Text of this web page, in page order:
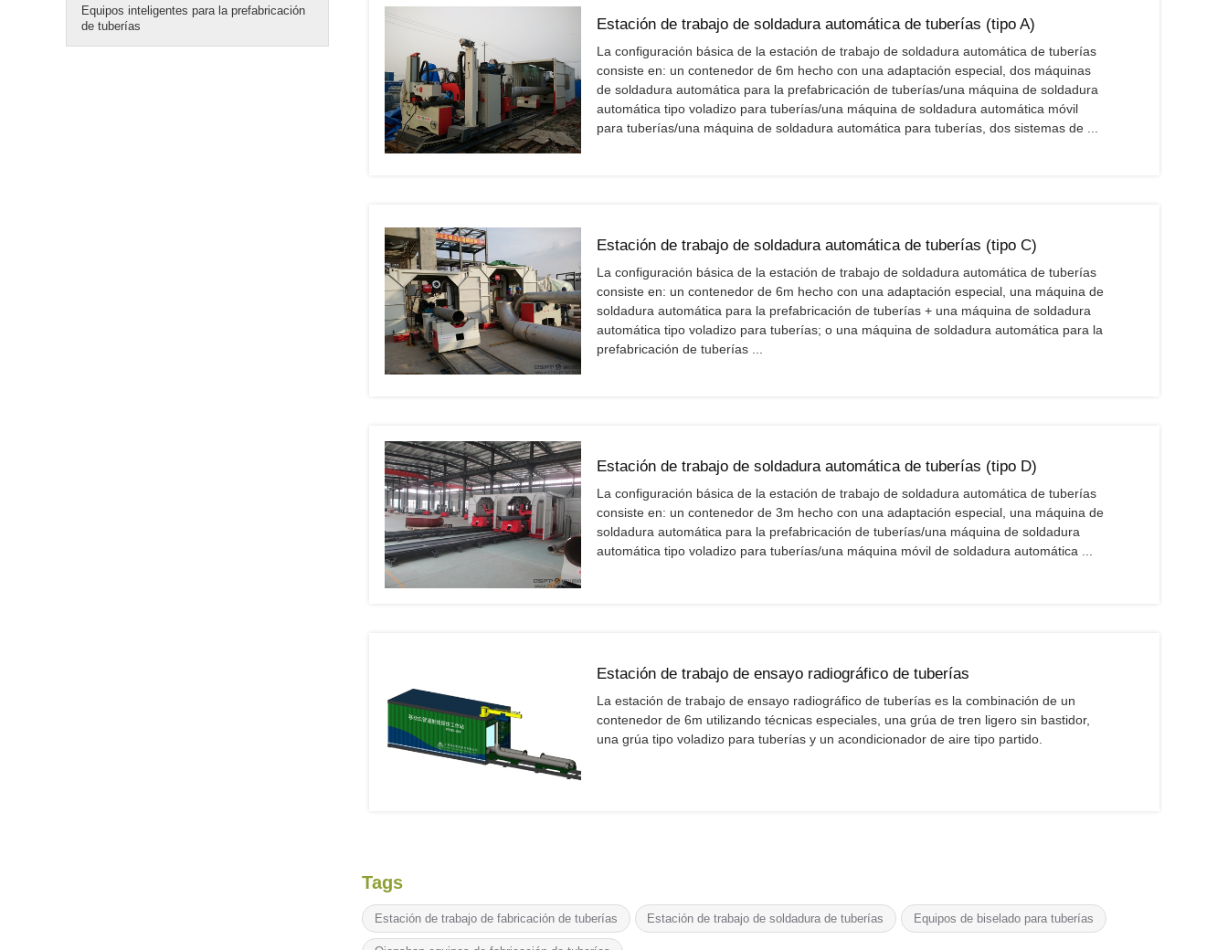
Estación de trabajo de soldadura automática de tuberías (tipo A)
La configuración básica de la estación de trabajo de soldadura automática de tuberías
consiste en: un contenedor de 6m hecho con una adaptación especial, dos máquinas
de soldadura automática para la prefabricación de tuberías/una máquina de soldadura
automática tipo voladizo para tuberías/una máquina de soldadura automática móvil
para tuberías/una máquina de soldadura automática para tuberías, dos sistemas de ...
Estación de trabajo de soldadura automática de tuberías (tipo C)
La configuración básica de la estación de trabajo de soldadura automática de tuberías
consiste en: un contenedor de 6m hecho con una adaptación especial, una máquina de
soldadura automática para la prefabricación de tuberías + una máquina de soldadura
automática tipo voladizo para tuberías; o una máquina de soldadura automática para la
prefabricación de tuberías ...
Estación de trabajo de soldadura automática de tuberías (tipo D)
La configuración básica de la estación de trabajo de soldadura automática de tuberías
consiste en: un contenedor de 3m hecho con una adaptación especial, una máquina de
soldadura automática para la prefabricación de tuberías/una máquina de soldadura
automática tipo voladizo para tuberías/una máquina móvil de soldadura automática ...
Estación de trabajo de ensayo radiográfico de tuberías
La estación de trabajo de ensayo radiográfico de tuberías es la combinación de un
contenedor de 6m utilizando técnicas especiales, una grúa de tren ligero sin bastidor,
una grúa tipo voladizo para tuberías y un acondicionador de aire tipo partido.
Tags
Estación de trabajo de fabricación de tuberías Estación de trabajo de soldadura de tuberías Equipos de biselado para tuberías
Equipos inteligentes para la prefabricación
de tuberías